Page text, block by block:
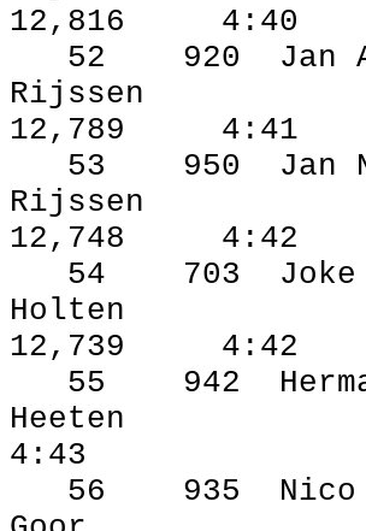
12,816
4:40
52
920
Jan
Rijssen
12,789
4:41
53
950
Jan
Rijssen
12,748
4:42
54
703
Holten
12,739
4:42
55
942
Heeten
4:43
56
935